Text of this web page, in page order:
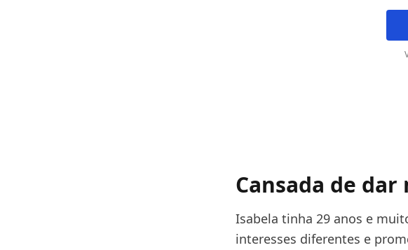
Cansada de
Isabela tinha 29 anos e
interesses diferentes e